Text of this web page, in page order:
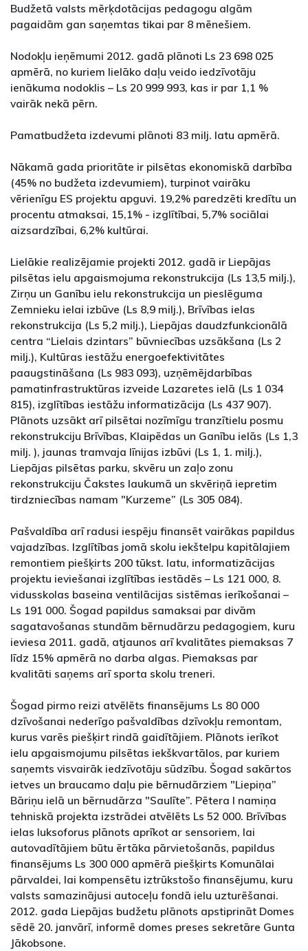
Budžetā valsts mērķdotācijas pedagogu algām
pagaidām gan saņemtas tikai par 8 mēnešiem.
Nodokļu ieņēmumi 2012. gadā plānoti Ls 23 698 025
apmērā, no kuriem lielāko daļu veido iedzīvotāju
ienākuma nodoklis – Ls 20 999 993, kas ir par 1,1 %
vairāk nekā pērn.
Pamatbudžeta izdevumi plānoti 83 milj. latu apmērā.
Nākamā gada prioritāte ir pilsētas ekonomiskā darbība
(45% no budžeta izdevumiem), turpinot vairāku
vērienīgu ES projektu apguvi. 19,2% paredzēti kredītu un
procentu atmaksai, 15,1% - izglītībai, 5,7% sociālai
aizsardzībai, 6,2% kultūrai.
Lielākie realizējamie projekti 2012. gadā ir Liepājas
pilsētas ielu apgaismojuma rekonstrukcija (Ls 13,5 milj.),
Zirņu un Ganību ielu rekonstrukcija un pieslēguma
Zemnieku ielai izbūve (Ls 8,9 milj.), Brīvības ielas
rekonstrukcija (Ls 5,2 milj.), Liepājas daudzfunkcionālā
centra “Lielais dzintars” būvniecības uzsākšana (Ls 2
milj.), Kultūras iestāžu energoefektivitātes
paaugstināšana (Ls 983 093), uzņēmējdarbības
pamatinfrastruktūras izveide Lazaretes ielā (Ls 1 034
815), izglītības iestāžu informatizācija (Ls 437 907).
Plānots uzsākt arī pilsētai nozīmīgu tranzītielu posmu
rekonstrukciju Brīvības, Klaipēdas un Ganību ielās (Ls 1,3
milj. ), jaunas tramvaja līnijas izbūvi (Ls 1, 1. milj.),
Liepājas pilsētas parku, skvēru un zaļo zonu
rekonstrukciju Čakstes laukumā un skvēriņā iepretim
tirdzniecības namam "Kurzeme” (Ls 305 084).
Pašvaldība arī radusi iespēju finansēt vairākas papildus
vajadzības. Izglītības jomā skolu iekštelpu kapitālajiem
remontiem piešķirts 200 tūkst. latu, informatizācijas
projektu ieviešanai izglītības iestādēs – Ls 121 000, 8.
vidusskolas baseina ventilācijas sistēmas ierīkošanai –
Ls 191 000. Šogad papildus samaksai par divām
sagatavošanas stundām bērnudārzu pedagogiem, kuru
ieviesa 2011. gadā, atjaunos arī kvalitātes piemaksas 7
līdz 15% apmērā no darba algas. Piemaksas par
kvalitāti saņems arī sporta skolu treneri.
Šogad pirmo reizi atvēlēts finansējums Ls 80 000
dzīvošanai nederīgo pašvaldības dzīvokļu remontam,
kurus varēs piešķirt rindā gaidītājiem. Plānots ierīkot
ielu apgaismojumu pilsētas iekškvartālos, par kuriem
saņemts visvairāk iedzīvotāju sūdzību. Šogad sakārtos
ietves un braucamo daļu pie bērnudārziem "Liepiņa”
Bāriņu ielā un bērnudārza "Saulīte”. Pētera I namiņa
tehniskā projekta izstrādei atvēlēts Ls 52 000. Brīvības
ielas luksoforus plānots aprīkot ar sensoriem, lai
autovadītājiem būtu ērtāka pārvietošanās, papildus
finansējums Ls 300 000 apmērā piešķirts Komunālai
pārvaldei, lai kompensētu iztrūkstošo finansējumu, kuru
valsts samazinājusi autoceļu fondā ielu uzturēšanai.
2012. gada Liepājas budžetu plānots apstiprināt Domes
sēdē 20. janvārī, informē domes preses sekretāre Gunta
Jākobsone.